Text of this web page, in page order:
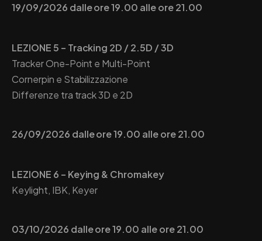
19/09/2026 dalle ore 19.00 alle ore 21.00
LEZIONE 5 – Tracking 2D / 2.5D / 3D
Tracker One-Point e Multi-Point
Cornerpin e Stabilizzazione
Differenze tra track 3D e 2D
26/09/2026 dalle ore 19.00 alle ore 21.00
LEZIONE 6 – Keying & Chromakey
Keylight, IBK, Keyer
03/10/2026 dalle ore 19.00 alle ore 21.00